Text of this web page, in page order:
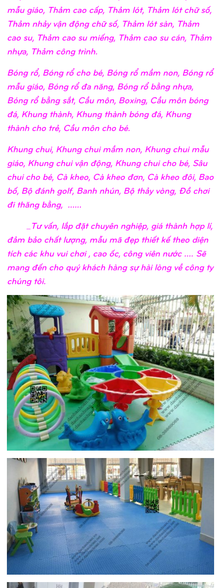
mẫu giáo, Thảm cao cấp, Thảm lót, Thảm lót chữ số,
Thảm nhảy vận động chữ số, Thảm lót sàn, Thảm
cao su, Thảm cao su miếng, Thảm cao su cán, Thảm
nhựa, Thảm công trình.
Bóng rổ, Bóng rổ cho bé, Bóng rổ mầm non, Bóng rổ
mẫu giáo, Bóng rổ đa năng, Bóng rổ bằng nhựa,
Bóng rổ bằng sắt, Cầu môn, Boxing, Cầu môn bóng
đá, Khung thành, Khung thành bóng đá, Khung
thành cho trẻ, Cầu môn cho bé.
Khung chui, Khung chui mầm non, Khung chui mẫu
giáo, Khung chui vận động, Khung chui cho bé, Sâu
chui cho bé, Cà kheo, Cà kheo đơn, Cà kheo đôi, Bao
bố, Bộ đánh golf, Banh nhún, Bộ thảy vòng, Đồ chơi
đi thăng bằng, ……
_Tư vấn, lắp đặt chuyên nghiệp, giá thành hợp lí,
đảm bảo chất lượng, mẫu mã đẹp thiết kế theo diện
tích các khu vui chơi , cao ốc, công viên nước …. Sẽ
mang đến cho quý khách hàng sự hài lòng về công ty
chúng tôi.